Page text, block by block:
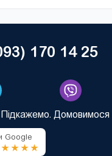
170 14 25
Домовимося
Google